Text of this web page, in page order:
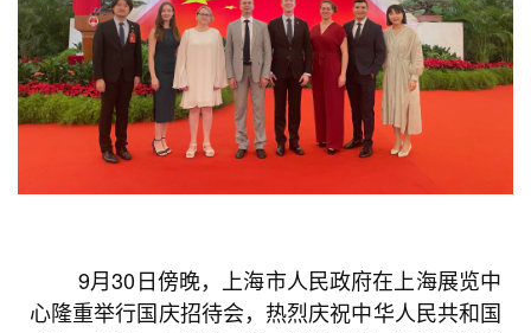
9月30日傍晚，上海市人民政府在上海展览中
心隆重举行国庆招待会，热烈庆祝中华人民共和国